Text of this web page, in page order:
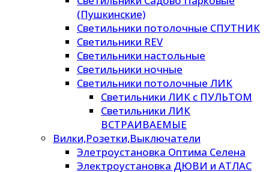
(Пушкинские)
Светильники потолочные СПУТНИК
Светильники REV
Светильники настольные
Светильники ночные
Светильники потолочные ЛИК
Светильники ЛИК с ПУЛЬТОМ
Светильники ЛИК
ВСТРАИВАЕМЫЕ
Вилки,Розетки,Выключатели
Элетроустановка Оптима Селена
Электроустановка ДЮВИ и АТЛАС